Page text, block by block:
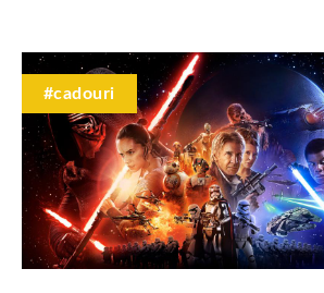
#cadouri